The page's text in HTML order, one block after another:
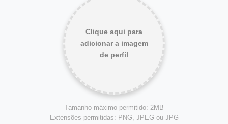
Clique aqui para
adicionar a imagem
de perfil
Tamanho máximo permitido: 2MB
Extensões permitidas: PNG, JPEG ou JPG